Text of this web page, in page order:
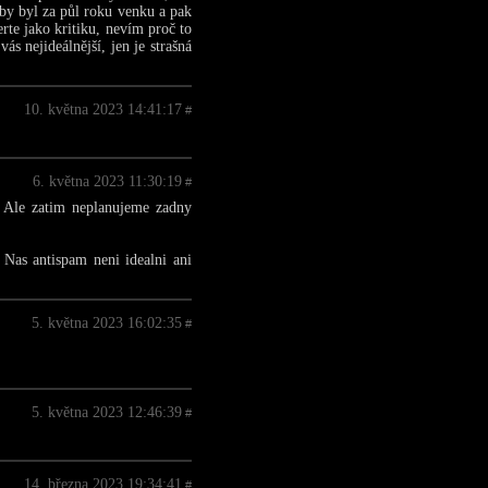
byl za půl roku venku a pak
jako kritiku, nevím proč to
nejideálnější, jen je strašná
10. května 2023 14:41:17 #
6. května 2023 11:30:19 #
zatim neplanujeme zadny
antispam neni idealni ani
5. května 2023 16:02:35 #
5. května 2023 12:46:39 #
14. března 2023 19:34:41 #